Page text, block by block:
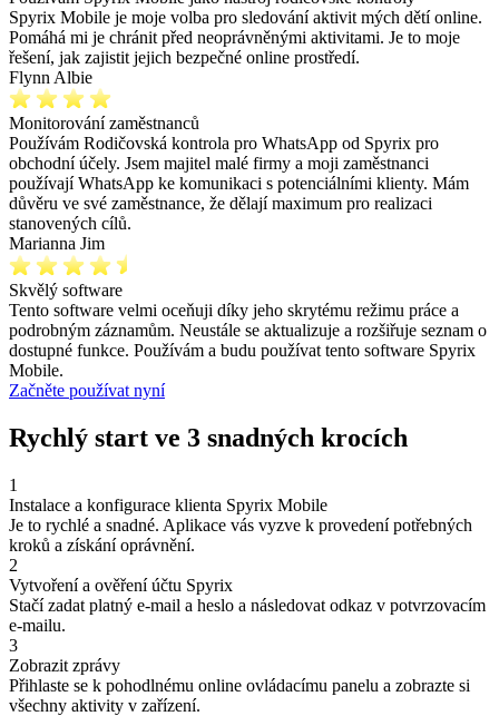
Spyrix Mobile je moje volba pro sledování aktivit mých dětí online.
Pomáhá mi je chránit před neoprávněnými aktivitami. Je to moje
řešení, jak zajistit jejich bezpečné online prostředí.
Flynn Albie
Monitorování zaměstnanců
Používám Rodičovská kontrola pro WhatsApp od Spyrix pro
obchodní účely. Jsem majitel malé firmy a moji zaměstnanci
používají WhatsApp ke komunikaci s potenciálními klienty. Mám
důvěru ve své zaměstnance, že dělají maximum pro realizaci
stanovených cílů.
Marianna Jim
Skvělý software
Tento software velmi oceňuji díky jeho skrytému režimu práce a
podrobným záznamům. Neustále se aktualizuje a rozšiřuje seznam o
dostupné funkce. Používám a budu používat tento software Spyrix
Mobile.
Začněte používat nyní
Rychlý start ve 3 snadných krocích
1
Instalace a konfigurace klienta Spyrix Mobile
Je to rychlé a snadné. Aplikace vás vyzve k provedení potřebných
kroků a získání oprávnění.
2
Vytvoření a ověření účtu Spyrix
Stačí zadat platný e-mail a heslo a následovat odkaz v potvrzovacím
e-mailu.
3
Zobrazit zprávy
Přihlaste se k pohodlnému online ovládacímu panelu a zobrazte si
všechny aktivity v zařízení.